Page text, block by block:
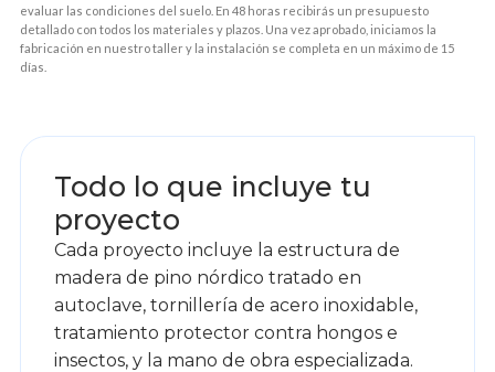
evaluar las condiciones del suelo. En 48 horas recibirás un presupuesto
detallado con todos los materiales y plazos. Una vez aprobado, iniciamos la
fabricación en nuestro taller y la instalación se completa en un máximo de 15
días.
Todo lo que incluye tu
proyecto
Cada proyecto incluye la estructura de
madera de pino nórdico tratado en
autoclave, tornillería de acero inoxidable,
tratamiento protector contra hongos e
insectos, y la mano de obra especializada.